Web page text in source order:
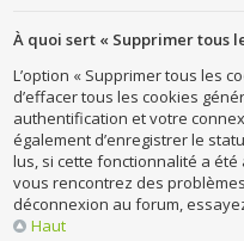
À quoi sert « Supprimer tous
L’option « Supprimer tous les
d’effacer tous les cookies
authentification et votre
également d’enregistrer le
lus, si cette fonctionnalité a
vous rencontrez des
déconnexion au forum,
Haut